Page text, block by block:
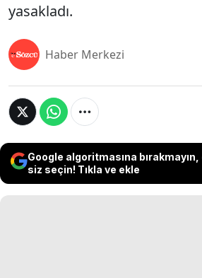
yasakladı.
Haber Merkezi
Google algoritmasına bırakmayın,
siz seçin! Tıkla ve ekle